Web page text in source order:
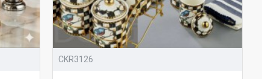
CKR3126